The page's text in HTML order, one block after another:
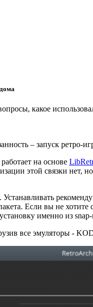
какое
– запуск ретро-
на основе
этой связки нет,
Если вы не
именно из snap-
все эмуляторы -